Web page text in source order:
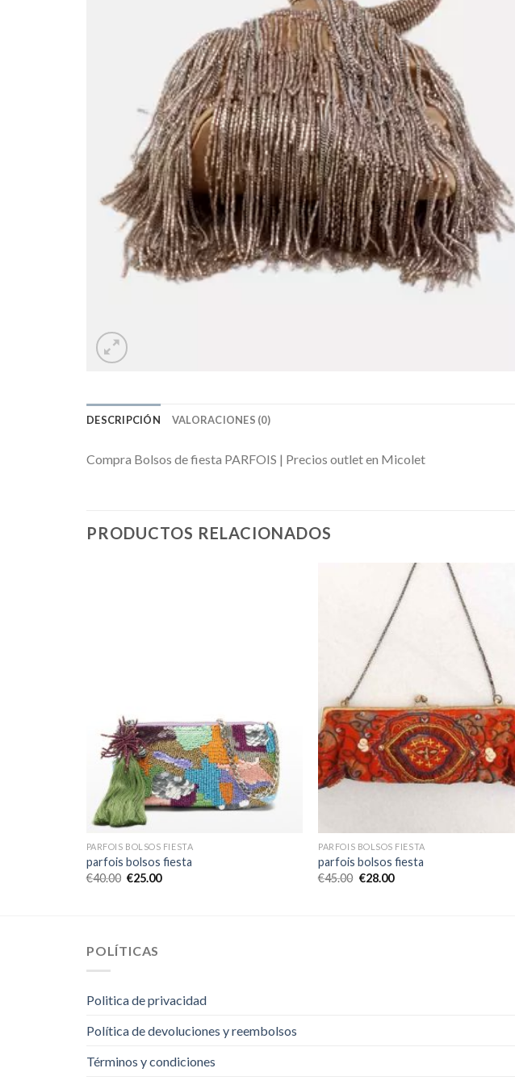
DESCRIPCIÓN VALORACIONES (0)
Compra Bolsos de fiesta PARFOIS | Precios outlet en Micolet
PRODUCTOS RELACIONADOS
PARFOIS BOLSOS FIESTA
parfois bolsos fiesta
€40.00 €25.00
PARFOIS BOLSOS FIESTA
parfois bolsos fiesta
€45.00 €28.00
POLÍTICAS
Politica de privacidad
Política de devoluciones y reembolsos
Términos y condiciones